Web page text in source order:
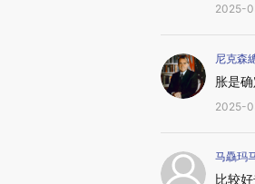
2025-
尼克森
胀是
2025-
马驫玛
比较